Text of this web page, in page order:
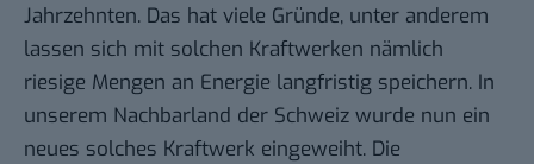
Jahrzehnten. Das hat viele Gründe, unter anderem
lassen sich mit solchen Kraftwerken nämlich
riesige Mengen an Energie langfristig speichern. In
unserem Nachbarland der Schweiz wurde nun ein
neues solches Kraftwerk eingeweiht. Die